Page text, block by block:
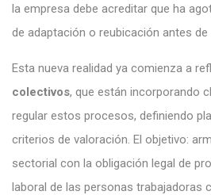
la empresa debe acreditar que ha
de adaptación o reubicación antes
Esta nueva realidad ya comienza a
colectivos, que están incorporando
regular estos procesos, definiendo
criterios de valoración. El objetivo:
sectorial con la obligación legal de
laboral de las personas trabajadoras